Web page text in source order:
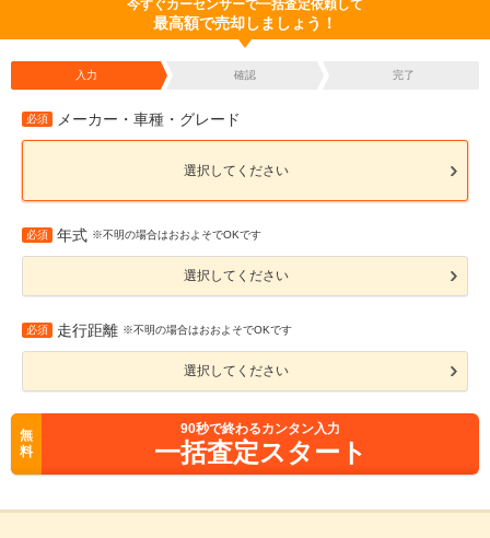
今すぐカーセンサーで一括査定依頼して
最高額で売却しましょう！
入力 確認 完了
必須 メーカー・車種・グレード
選択してください
必須 年式 ※不明の場合はおおよそでOKです
選択してください
必須 走行距離 ※不明の場合はおおよそでOKです
選択してください
無
料
90秒で終わるカンタン入力
一括査定スタート